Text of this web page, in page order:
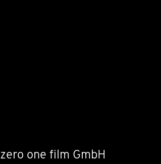
zero one film GmbH